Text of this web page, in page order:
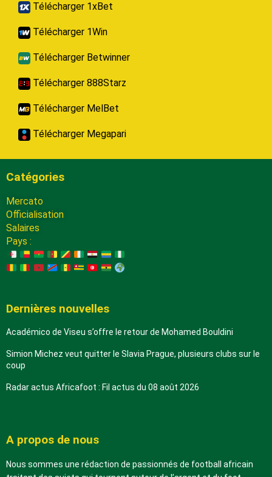
Télécharger 1xBet
Télécharger 1Win
Télécharger Betwinner
Télécharger 888Starz
Télécharger MelBet
Télécharger Megapari
Catégories
Mercato
Officialisation
Salaires
Pays :
Dernières nouvelles
Académico de Viseu s’offre le retour de Mohamed Bouldini
Simion Michez veut quitter le Slavia Prague, plusieurs clubs sur le
coup
Radar actus Africafoot : Fil actus du 08 août 2026
A propos de nous
Nous sommes une rédaction de passionnés de football africain